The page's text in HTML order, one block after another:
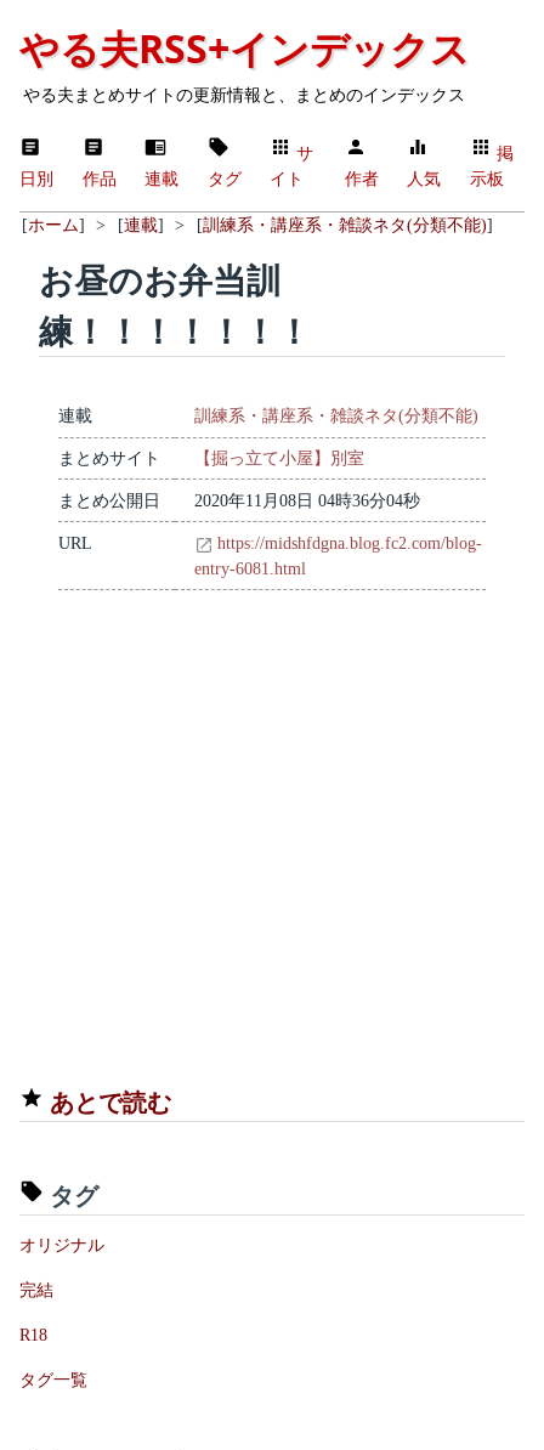
やる夫RSS+インデックス
やる夫まとめサイトの更新情報と、まとめのインデックス
日別 作品 連載 タグ
サ
イト
作者 人気
掲
示板
[ホーム] > [連載] > [訓練系・講座系・雑談ネタ(分類不能)]
お昼のお弁当訓
練！！！！！！！
連載 訓練系・講座系・雑談ネタ(分類不能)
まとめサイト 【掘っ立て小屋】別室
まとめ公開日 2020年11月08日 04時36分04秒
URL
https://midshfdgna.blog.fc2.com/blog-
entry-6081.html
あとで読む
タグ
オリジナル
完結
R18
タグ一覧